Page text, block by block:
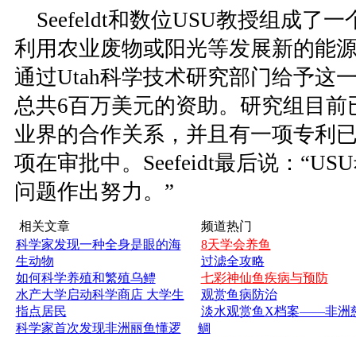
Seefeldt和数位USU教授组成了一
利用农业废物或阳光等发展新的能
通过Utah科学技术研究部门给予这
总共6百万美元的资助。研究组目
业界的合作关系，并且有一项专利
项在审批中。Seefeidt最后说：
问题作出努力。”
相关文章
科学家发现一种全身是眼的海
生动物
如何科学养殖和繁殖乌鳢
水产大学启动科学商店 大学生
指点居民
科学家首次发现非洲丽鱼懂逻
频道热门
8天学会养鱼
过滤全攻略
七彩神仙鱼疾病与预防
观赏鱼病防治
淡水观赏鱼X档案——非洲
鲷